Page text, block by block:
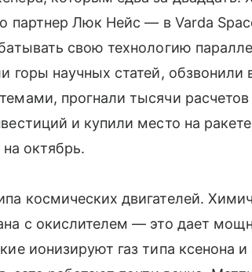
партнер Люк Нейс — в Varda
свою технологию
горы научных статей, обзвонили
прогнали тысячи
и купили место на
октябрь.
космических двигателей.
с окислителем — это дает
ионизируют газ типа ксенона